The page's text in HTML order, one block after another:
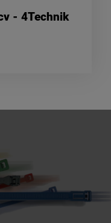
- 4Technik